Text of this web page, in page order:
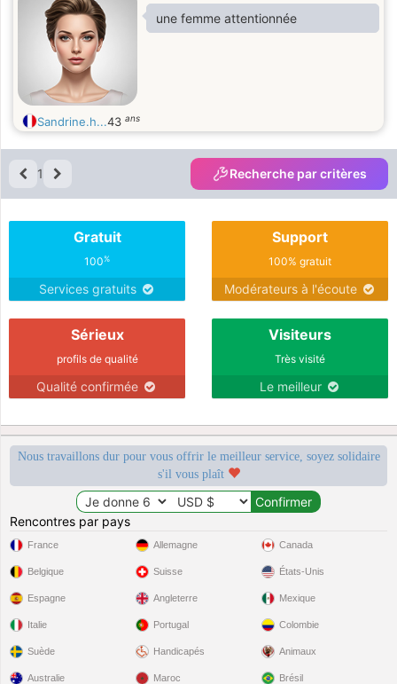
une femme attentionnée
Sandrine.h...43 ans
1 Recherche par critères
Gratuit
100%
Services gratuits
Support
100% gratuit
Modérateurs à l'écoute
Sérieux
profils de qualité
Qualité confirmée
Visiteurs
Très visité
Le meilleur
Nous travaillons dur pour vous offrir le meilleur service, soyez solidaire
s'il vous plaît
Rencontres par pays
France
Belgique
Espagne
Italie
Suède
Allemagne
Suisse
Angleterre
Portugal
Handicapés
Canada
États-Unis
Mexique
Colombie
Animaux
Australie Maroc Brésil